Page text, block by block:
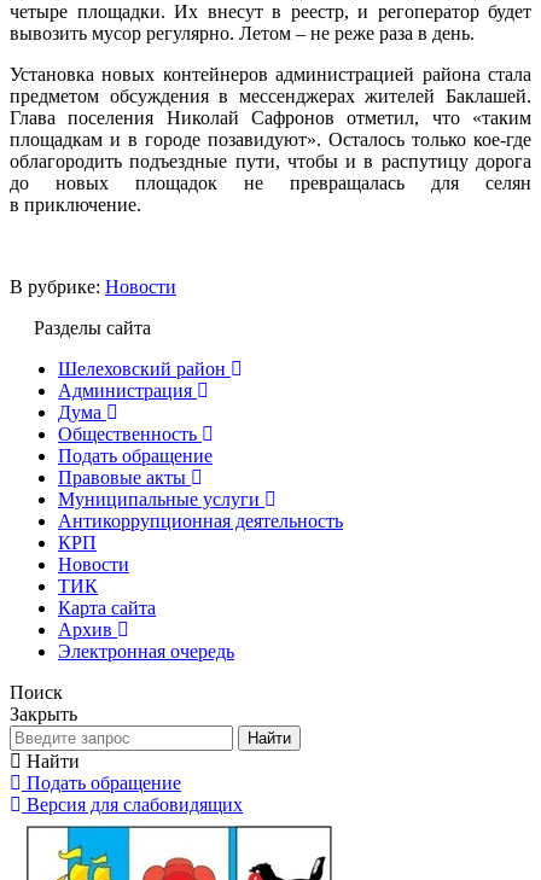
четыре площадки. Их внесут в реестр, и регоператор будет
вывозить мусор регулярно. Летом – не реже раза в день.
Установка новых контейнеров администрацией района стала
предметом обсуждения в мессенджерах жителей Баклашей.
Глава поселения Николай Сафронов отметил, что «таким
площадкам и в городе позавидуют». Осталось только кое-где
облагородить подъездные пути, чтобы и в распутицу дорога
до новых площадок не превращалась для селян
в приключение.
В рубрике: Новости
Разделы сайта
Шелеховский район
Администрация
Дума
Общественность
Подать обращение
Правовые акты
Муниципальные услуги
Антикоррупционная деятельность
КРП
Новости
ТИК
Карта сайта
Архив
Электронная очередь
Поиск
Закрыть
Найти
Найти
Подать обращение
Версия для слабовидящих